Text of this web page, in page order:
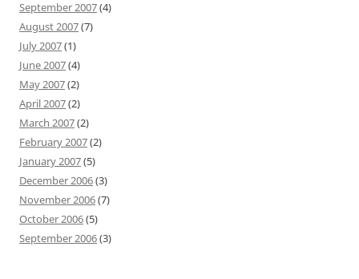
September 2007(4)
August 2007(7)
July 2007(1)
June 2007(4)
May 2007(2)
April 2007(2)
March 2007(2)
February 2007(2)
January 2007(5)
December 2006(3)
November 2006(7)
October 2006(5)
September 2006(3)